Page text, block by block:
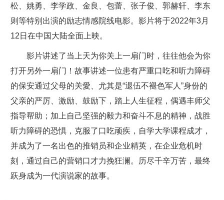
松、姚勇、李学政、金良、包蕾、张子俊、郭赫轩、李东
则等特别出演的励志情感院线电影。影片将于2022年3月
12日在中国大陆全面上映。
影片讲述了当上天为你关上一扇门时，往往他会为你
打开另外一扇门！故事讲述一位患有严重口吃和听力障碍
的保安通过父母的关愛、尤其是“退伍不褪色军人”身份的
父亲的严厉、激励、鼓励下，踏上人生征程，偶遇丰师父
指导帮助；加上自己坚强的毅力和奋斗不息的精神，战胜
听力障碍的恐惧，克服了口吃顽疾，自学大学课程成才，
并成为了一名出色的推销员和企业精英，在企业危机时
刻，通过自己的营销口才力挽狂澜。历尽千辛万苦，最终
跃身成为一代演说家的故事。